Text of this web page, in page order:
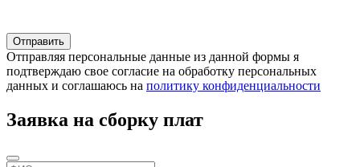
Отправляя персональные данные из данной формы я
подтверждаю свое согласие на обработку персональных
данных и соглашаюсь на политику конфиденциальности
Заявка на сборку плат